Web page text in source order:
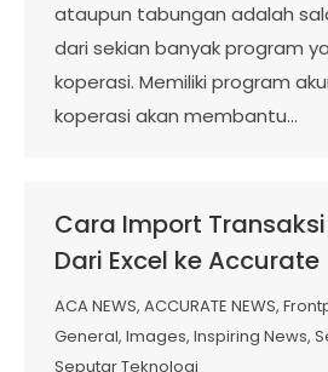
ataupun tabungan adalah
dari sekian banyak program
koperasi. Memiliki program
koperasi akan membantu…
Cara Import
Dari Excel ke Accurate
ACA NEWS, ACCURATE NEWS,
General, Images, Inspiring News,
Seputar Teknologi